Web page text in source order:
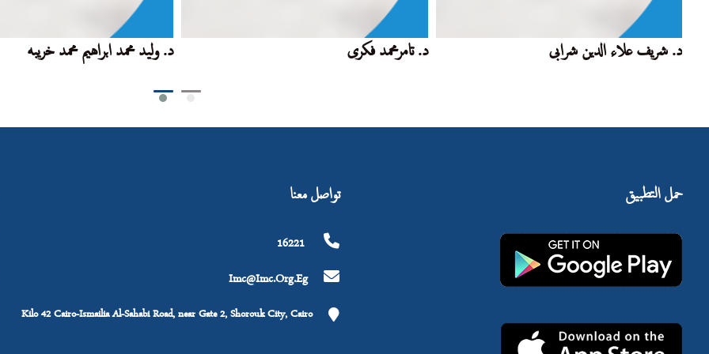
د. وليد محمد ابراهيم محمد خريبه د. تامرمحمد فكرى د. شريف علاء الدين شرابى
حمل التطبيق تواصل معنا
16221
Imc@imc.org.eg
Kilo 42 Cairo-Ismailia Al-Sahabi Road, near Gate 2, Shorouk City, Cairo